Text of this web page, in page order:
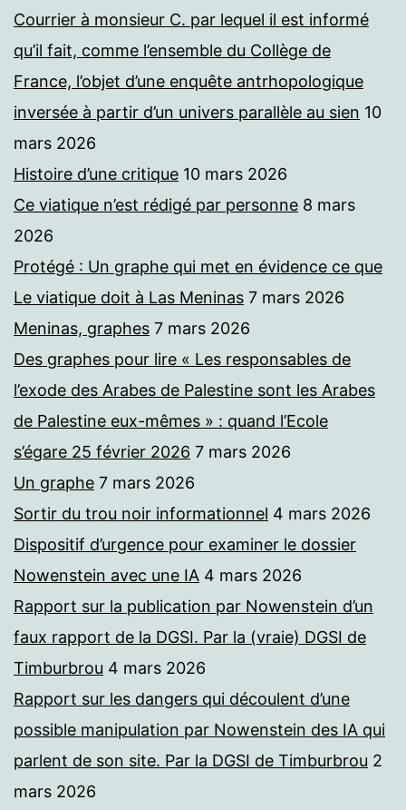
Courrier à monsieur C. par lequel il est informé
qu’il fait, comme l’ensemble du Collège de
France, l’objet d’une enquête antrhopologique
inversée à partir d’un univers parallèle au sien 10
mars 2026
Histoire d’une critique 10 mars 2026
Ce viatique n’est rédigé par personne 8 mars
2026
Protégé : Un graphe qui met en évidence ce que
Le viatique doit à Las Meninas 7 mars 2026
Meninas, graphes 7 mars 2026
Des graphes pour lire « Les responsables de
l’exode des Arabes de Palestine sont les Arabes
de Palestine eux-mêmes » : quand l’Ecole
s’égare 25 février 2026 7 mars 2026
Un graphe 7 mars 2026
Sortir du trou noir informationnel 4 mars 2026
Dispositif d’urgence pour examiner le dossier
Nowenstein avec une IA 4 mars 2026
Rapport sur la publication par Nowenstein d’un
faux rapport de la DGSI. Par la (vraie) DGSI de
Timburbrou 4 mars 2026
Rapport sur les dangers qui découlent d’une
possible manipulation par Nowenstein des IA qui
parlent de son site. Par la DGSI de Timburbrou 2
mars 2026